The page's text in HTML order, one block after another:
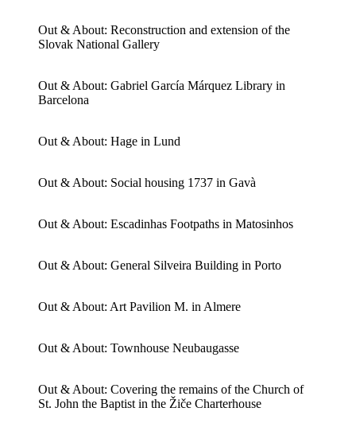
Out & About: Reconstruction and extension of the
Slovak National Gallery
Out & About: Gabriel García Márquez Library in
Barcelona
Out & About: Hage in Lund
Out & About: Social housing 1737 in Gavà
Out & About: Escadinhas Footpaths in Matosinhos
Out & About: General Silveira Building in Porto
Out & About: Art Pavilion M. in Almere
Out & About: Townhouse Neubaugasse
Out & About: Covering the remains of the Church of
St. John the Baptist in the Žiče Charterhouse